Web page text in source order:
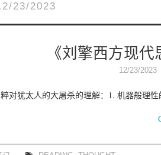
23/2023
《刘擎西方现
12/23/2023
对犹太人的大屠杀的理解：1. 机器般理